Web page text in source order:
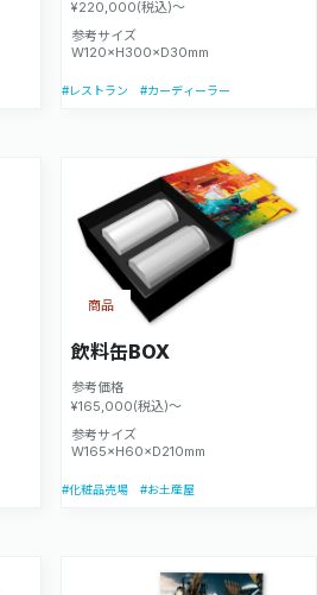
¥220,000(税込)～
参考サイズ
W120×H300×D30mm
#レストラン #カーディーラー
飲料缶BOX
参考価格
¥165,000(税込)～
参考サイズ
W165×H60×D210mm
商品
#化粧品売場 #お土産屋